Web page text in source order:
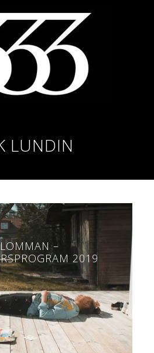
LUNDIN
–
2019